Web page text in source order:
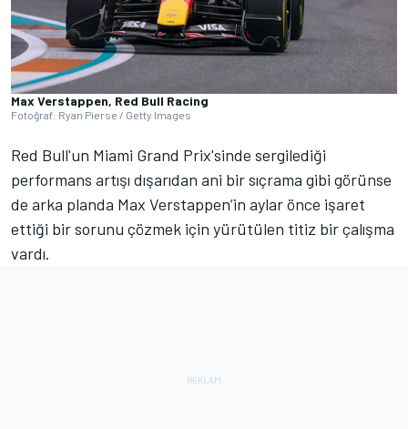
Max Verstappen, Red Bull Racing
Fotoğraf: Ryan Pierse / Getty Images
Red Bull'un Miami Grand Prix'sinde sergilediği
performans artışı dışarıdan ani bir sıçrama gibi görünse
de arka planda Max Verstappen’in aylar önce işaret
ettiği bir sorunu çözmek için yürütülen titiz bir çalışma
vardı.